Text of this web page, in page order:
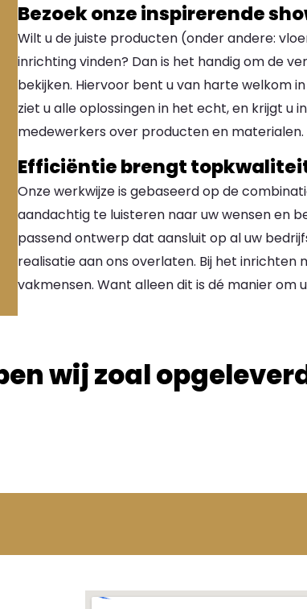
Bezoek onze inspirerende
Wilt u de juiste producten (onder andere:
inrichting vinden? Dan is het handig om de
bekijken. Hiervoor bent u van harte welkom
ziet u alle oplossingen in het echt, en krijgt u
medewerkers over producten en materialen.
Efficiëntie brengt
Onze werkwijze is gebaseerd op de
aandachtig te luisteren naar uw wensen en
passend ontwerp dat aansluit op al uw
realisatie aan ons overlaten. Bij het
vakmensen. Want alleen dit is dé manier
wij zoal